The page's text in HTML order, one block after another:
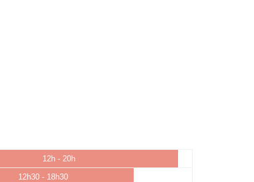
12h - 20h
12h30 - 18h30